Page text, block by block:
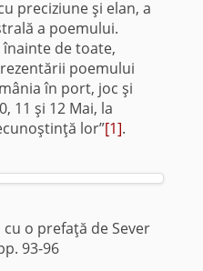
preciziune şi elan, a
a poemului.
de toate,
poemului
în port, joc şi
11 şi 12 Mai, la
lor”[1].
cu o prefaţă de Sever
93-96